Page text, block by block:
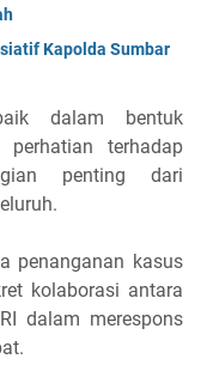
Kapolda Sumbar
dalam bentuk
terhadap
penting dari
penanganan kasus
kolaborasi antara
dalam merespons